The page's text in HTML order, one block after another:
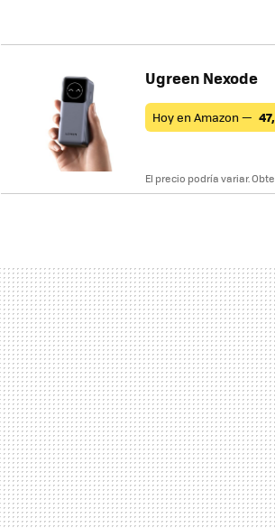
Ugreen Nexode
Hoy en Amazon —
El precio podría variar.